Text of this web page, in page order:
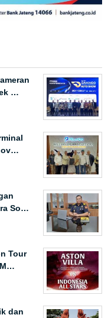
…
So…
Tour
M…
dan